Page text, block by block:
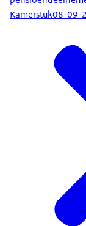
Kamerstuk08-09-